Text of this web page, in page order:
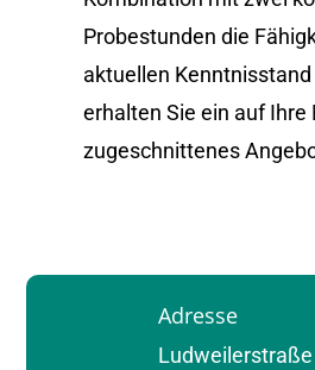
Probestunden die
aktuellen
erhalten Sie ein auf Ihre
zugeschnittenes
Adresse